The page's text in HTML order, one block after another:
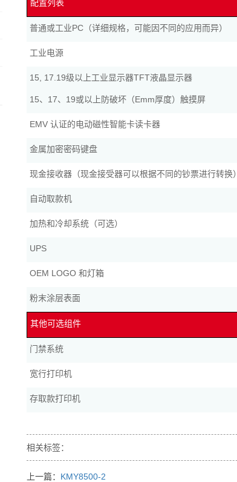
配置列表
普通或工业PC（详细规格，可能因不同的应用而异）
工业电源
15, 17.19级以上工业显示器TFT液晶显示器
15、17、19或以上防破坏（Emm厚度）触摸屏
EMV 认证的电动磁性智能卡读卡器
金属加密密码键盘
现金接收器（现金接受器可以根据不同的钞票进行转换）
自动取款机
加热和冷却系统（可选）
UPS
OEM LOGO 和灯箱
粉末涂层表面
其他可选组件
门禁系统
宽行打印机
存取款打印机
相关标签：
上一篇： KMY8500-2